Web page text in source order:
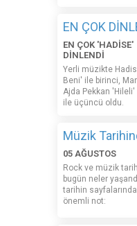
EN ÇOK
EN ÇOK 'HADİSE'
DİNLENDİ
Yerli müzikte
Beni' ile birinci,
Ajda Pekkan
ile üçüncü oldu.
Müzik
05 AĞUSTOS
Rock ve müzik
bugün neler
tarihin
önemli not: